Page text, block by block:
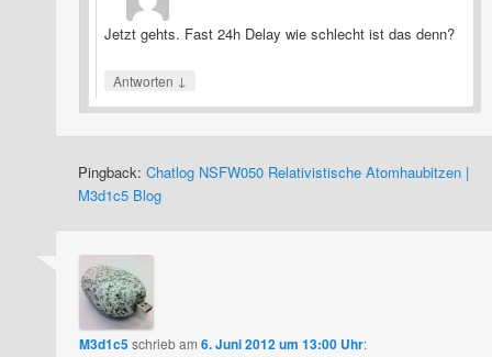
Jetzt gehts. Fast 24h Delay wie schlecht ist das denn?
Antworten ↓
Pingback:Chatlog NSFW050 Relativistische Atomhaubitzen |
M3d1c5 Blog
M3d1c5schriebam6. Juni 2012 um 13:00 Uhr: